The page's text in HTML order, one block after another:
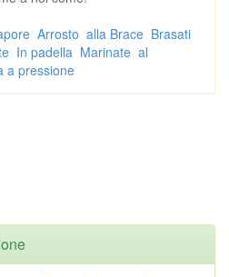
Arrosto alla Brace Brasati
In padella Marinate al
a pressione